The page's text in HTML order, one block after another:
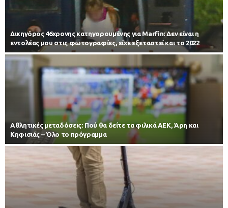
Δικηγόρος 46χρονης κατηγορουμένης για Marfin: Δεν είναι η
εντολέας μου στις φωτογραφίες, είχε εξεταστεί και το 2022
Αθλητικές μεταδόσεις: Πού θα δείτε τα φιλικά ΑΕΚ, Άρη και
Κηφισιάς – Όλο το πρόγραμμα